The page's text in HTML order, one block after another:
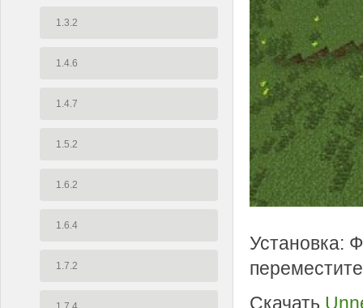
1.3.2
1.4.6
1.4.7
1.5.2
1.6.2
1.6.4
1.7.2
Установка:
Скачать